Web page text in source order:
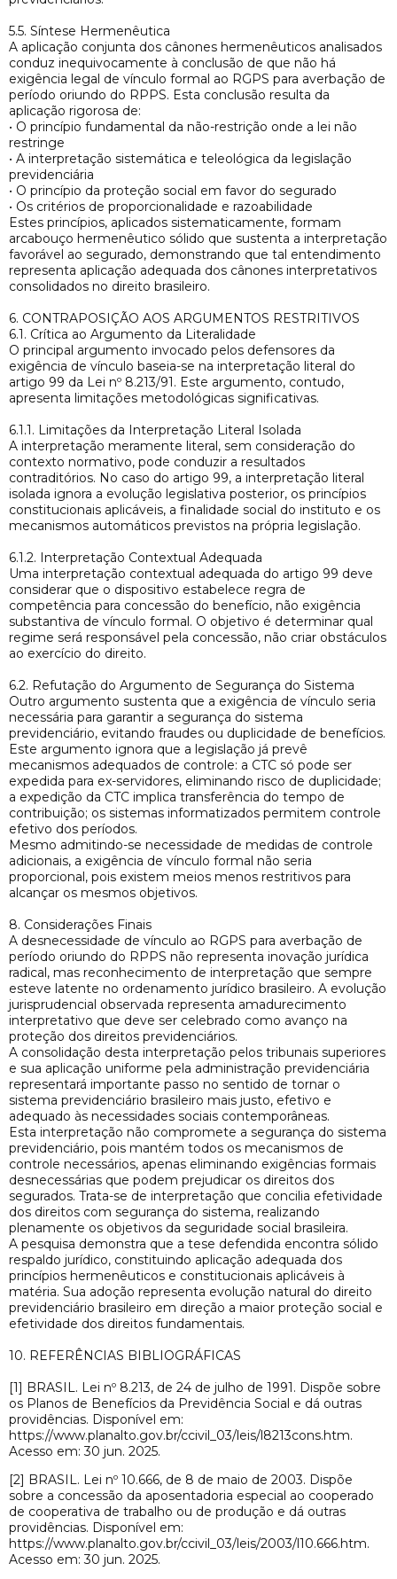
5.5. Síntese Hermenêutica
A aplicação conjunta dos cânones hermenêuticos analisados
conduz inequivocamente à conclusão de que não há
exigência legal de vínculo formal ao RGPS para averbação de
período oriundo do RPPS. Esta conclusão resulta da
aplicação rigorosa de:
• O princípio fundamental da não-restrição onde a lei não
restringe
• A interpretação sistemática e teleológica da legislação
previdenciária
• O princípio da proteção social em favor do segurado
• Os critérios de proporcionalidade e razoabilidade
Estes princípios, aplicados sistematicamente, formam
arcabouço hermenêutico sólido que sustenta a interpretação
favorável ao segurado, demonstrando que tal entendimento
representa aplicação adequada dos cânones interpretativos
consolidados no direito brasileiro.
6. CONTRAPOSIÇÃO AOS ARGUMENTOS RESTRITIVOS
6.1. Crítica ao Argumento da Literalidade
O principal argumento invocado pelos defensores da
exigência de vínculo baseia-se na interpretação literal do
artigo 99 da Lei nº 8.213/91. Este argumento, contudo,
apresenta limitações metodológicas significativas.
6.1.1. Limitações da Interpretação Literal Isolada
A interpretação meramente literal, sem consideração do
contexto normativo, pode conduzir a resultados
contraditórios. No caso do artigo 99, a interpretação literal
isolada ignora a evolução legislativa posterior, os princípios
constitucionais aplicáveis, a finalidade social do instituto e os
mecanismos automáticos previstos na própria legislação.
6.1.2. Interpretação Contextual Adequada
Uma interpretação contextual adequada do artigo 99 deve
considerar que o dispositivo estabelece regra de
competência para concessão do benefício, não exigência
substantiva de vínculo formal. O objetivo é determinar qual
regime será responsável pela concessão, não criar obstáculos
ao exercício do direito.
6.2. Refutação do Argumento de Segurança do Sistema
Outro argumento sustenta que a exigência de vínculo seria
necessária para garantir a segurança do sistema
previdenciário, evitando fraudes ou duplicidade de benefícios.
Este argumento ignora que a legislação já prevê
mecanismos adequados de controle: a CTC só pode ser
expedida para ex-servidores, eliminando risco de duplicidade;
a expedição da CTC implica transferência do tempo de
contribuição; os sistemas informatizados permitem controle
efetivo dos períodos.
Mesmo admitindo-se necessidade de medidas de controle
adicionais, a exigência de vínculo formal não seria
proporcional, pois existem meios menos restritivos para
alcançar os mesmos objetivos.
8. Considerações Finais
A desnecessidade de vínculo ao RGPS para averbação de
período oriundo do RPPS não representa inovação jurídica
radical, mas reconhecimento de interpretação que sempre
esteve latente no ordenamento jurídico brasileiro. A evolução
jurisprudencial observada representa amadurecimento
interpretativo que deve ser celebrado como avanço na
proteção dos direitos previdenciários.
A consolidação desta interpretação pelos tribunais superiores
e sua aplicação uniforme pela administração previdenciária
representará importante passo no sentido de tornar o
sistema previdenciário brasileiro mais justo, efetivo e
adequado às necessidades sociais contemporâneas.
Esta interpretação não compromete a segurança do sistema
previdenciário, pois mantém todos os mecanismos de
controle necessários, apenas eliminando exigências formais
desnecessárias que podem prejudicar os direitos dos
segurados. Trata-se de interpretação que concilia efetividade
dos direitos com segurança do sistema, realizando
plenamente os objetivos da seguridade social brasileira.
A pesquisa demonstra que a tese defendida encontra sólido
respaldo jurídico, constituindo aplicação adequada dos
princípios hermenêuticos e constitucionais aplicáveis à
matéria. Sua adoção representa evolução natural do direito
previdenciário brasileiro em direção a maior proteção social e
efetividade dos direitos fundamentais.
10. REFERÊNCIAS BIBLIOGRÁFICAS
[1] BRASIL. Lei nº 8.213, de 24 de julho de 1991. Dispõe sobre
os Planos de Benefícios da Previdência Social e dá outras
providências. Disponível em:
https://www.planalto.gov.br/ccivil_03/leis/l8213cons.htm.
Acesso em: 30 jun. 2025.
[2] BRASIL. Lei nº 10.666, de 8 de maio de 2003. Dispõe
sobre a concessão da aposentadoria especial ao cooperado
de cooperativa de trabalho ou de produção e dá outras
providências. Disponível em:
https://www.planalto.gov.br/ccivil_03/leis/2003/l10.666.htm.
Acesso em: 30 jun. 2025.